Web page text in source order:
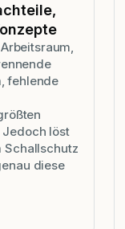
fehlende
Jedoch löst
Schallschutz
diese